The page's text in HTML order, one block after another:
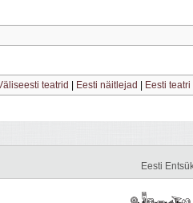
teatrid Eesti näitlejad Eesti
Eesti